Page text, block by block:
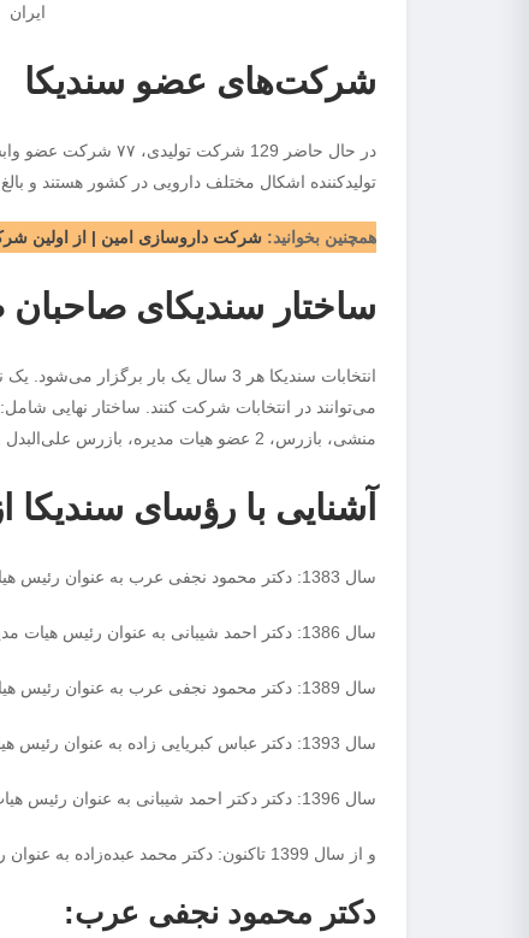
شرکت‌های عضو سندیکا
تولیدکننده اشکال مختلف دارویی در کشور هستند و بالغ بر 97 درصد نیازهای دارویی و بهداشتی کشور را تولید
همچنین بخوانید: شرکت داروسازی امین | از اولین
ساختار سندیکای صاحبان
می‌توانند در انتخابات شرکت کنند. ساختار نهایی
منشی، بازرس، 2 عضو هیات مدیره، بازرس علی‌البدل و 2 عضو علی‌البدل می‌باشد.
آشنایی با رؤسای سندیکا
سال 1383: دکتر محمود نجفی عرب به عنوان رئیس هیات مدیره
سال 1386: دکتر احمد شیبانی به عنوان رئیس هیات مدیره
سال 1389: دکتر محمود نجفی عرب به عنوان رئیس هیات مدیره
سال 1393: دکتر عباس کبریایی زاده به عنوان رئیس هیات مدیره
سال 1396: دکتر دکتر احمد شیبانی به عنوان رئیس هیات مدیره
و از سال 1399 تاکنون: دکتر محمد عبده‌زاده به عنوان رئیس هیات مدیره
دکتر محمود نجفی عرب: